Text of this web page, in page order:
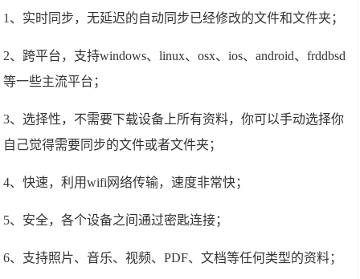
1、实时同步，无延迟的自动同步已经修改的文件和文件夹；
2、跨平台，支持windows、linux、osx、ios、android、frddbsd
等一些主流平台；
3、选择性，不需要下载设备上所有资料，你可以手动选择你
自己觉得需要同步的文件或者文件夹；
4、快速，利用wifi网络传输，速度非常快；
5、安全，各个设备之间通过密匙连接；
6、支持照片、音乐、视频、PDF、文档等任何类型的资料；